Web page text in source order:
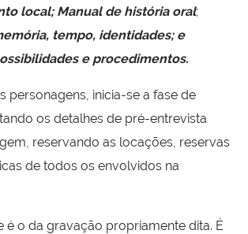
local; Manual de história oral;
tempo, identidades; e
e procedimentos.
personagens, inicia-se a fase de
os detalhes de pré-entrevista
reservando as locações, reservas
de todos os envolvidos na
é o da gravação propriamente dita. É